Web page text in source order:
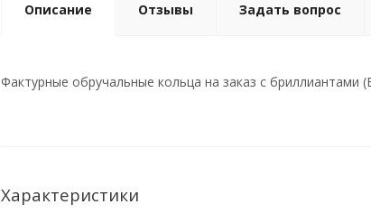
Описание Отзывы Задать вопрос
Фактурные обручальные кольца на заказ с бриллиантами
Характеристики